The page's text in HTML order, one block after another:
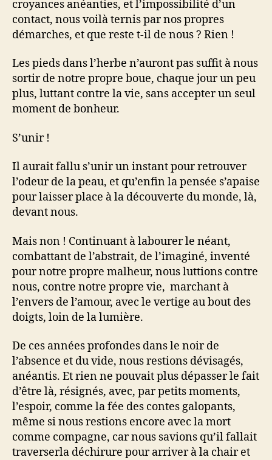
croyances anéanties, et l’impossibilité d’un
contact, nous voilà ternis par nos propres
démarches, et que reste t-il de nous ? Rien !
Les pieds dans l’herbe n’auront pas suffit à nous
sortir de notre propre boue, chaque jour un peu
plus, luttant contre la vie, sans accepter un seul
moment de bonheur.
S’unir !
Il aurait fallu s’unir un instant pour retrouver
l’odeur de la peau, et qu’enfin la pensée s’apaise
pour laisser place à la découverte du monde, là,
devant nous.
Mais non ! Continuant à labourer le néant,
combattant de l’abstrait, de l’imaginé, inventé
pour notre propre malheur, nous luttions contre
nous, contre notre propre vie, marchant à
l’envers de l’amour, avec le vertige au bout des
doigts, loin de la lumière.
De ces années profondes dans le noir de
l’absence et du vide, nous restions dévisagés,
anéantis. Et rien ne pouvait plus dépasser le fait
d’être là, résignés, avec, par petits moments,
l’espoir, comme la fée des contes galopants,
même si nous restions encore avec la mort
comme compagne, car nous savions qu’il fallait
traverserla déchirure pour arriver à la chair et